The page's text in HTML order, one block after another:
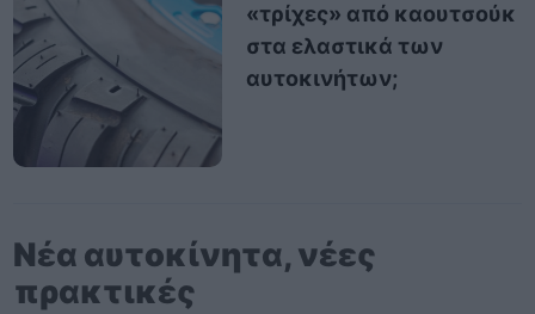
«τρίχες» από καουτσούκ
στα ελαστικά των
αυτοκινήτων;
Νέα αυτοκίνητα, νέες
πρακτικές